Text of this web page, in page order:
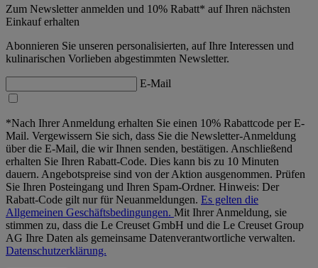
Zum Newsletter anmelden und 10% Rabatt* auf Ihren nächsten
Einkauf erhalten
Abonnieren Sie unseren personalisierten, auf Ihre Interessen und
kulinarischen Vorlieben abgestimmten Newsletter.
E-Mail
*Nach Ihrer Anmeldung erhalten Sie einen 10% Rabattcode per E-
Mail. Vergewissern Sie sich, dass Sie die Newsletter-Anmeldung
über die E-Mail, die wir Ihnen senden, bestätigen. Anschließend
erhalten Sie Ihren Rabatt-Code. Dies kann bis zu 10 Minuten
dauern. Angebotspreise sind von der Aktion ausgenommen. Prüfen
Sie Ihren Posteingang und Ihren Spam-Ordner. Hinweis: Der
Rabatt-Code gilt nur für Neuanmeldungen. Es gelten die
Allgemeinen Geschäftsbedingungen. Mit Ihrer Anmeldung, sie
stimmen zu, dass die Le Creuset GmbH und die Le Creuset Group
AG Ihre Daten als gemeinsame Datenverantwortliche verwalten.
Datenschutzerklärung.